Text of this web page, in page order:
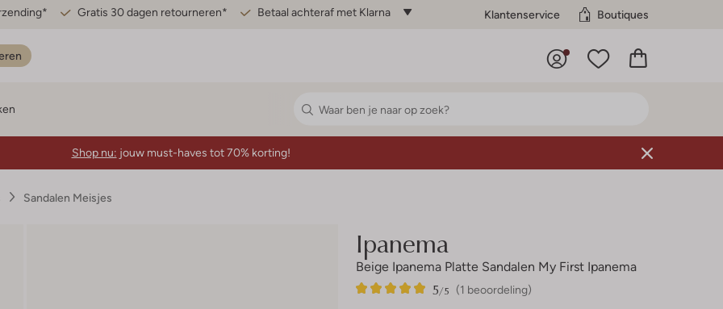
Gratis 30 dagen retourneren* Betaal achteraf met Klarna Klantenservice Boutiques
Shop nu: jouw must-haves tot 70% korting!
Sandalen Meisjes
Ipanema
Beige Ipanema Platte Sandalen My First Ipanema
(1 beoordeling)
5/5
1
5